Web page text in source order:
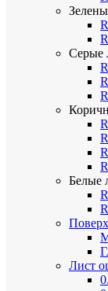
Серые
Белые
Лист